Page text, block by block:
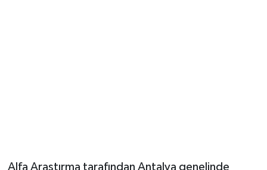
Alfa Araştırma tarafından Antalya genelinde